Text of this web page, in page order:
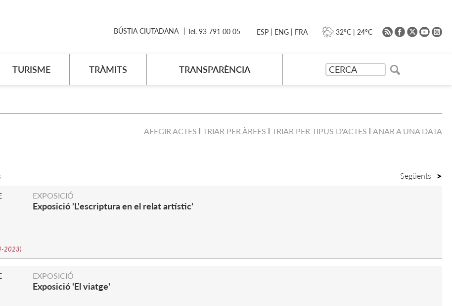
TURISME TRÀMITS TRANSPARÈNCIA
BÚSTIA CIUTADANA Tel. 93 791 00 05 ESP | ENG | FRA 32ºC | 24ºC
AFEGIR ACTES TRIAR PER ÀREES TRIAR PER TIPUS D'ACTES ANAR A UNA DATA
Següents
2023)
EXPOSICIÓ
Exposició 'L'escriptura en el relat artístic'
EXPOSICIÓ
Exposició 'El viatge'